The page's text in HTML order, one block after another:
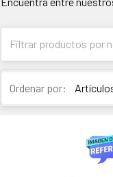
Ordenar por: